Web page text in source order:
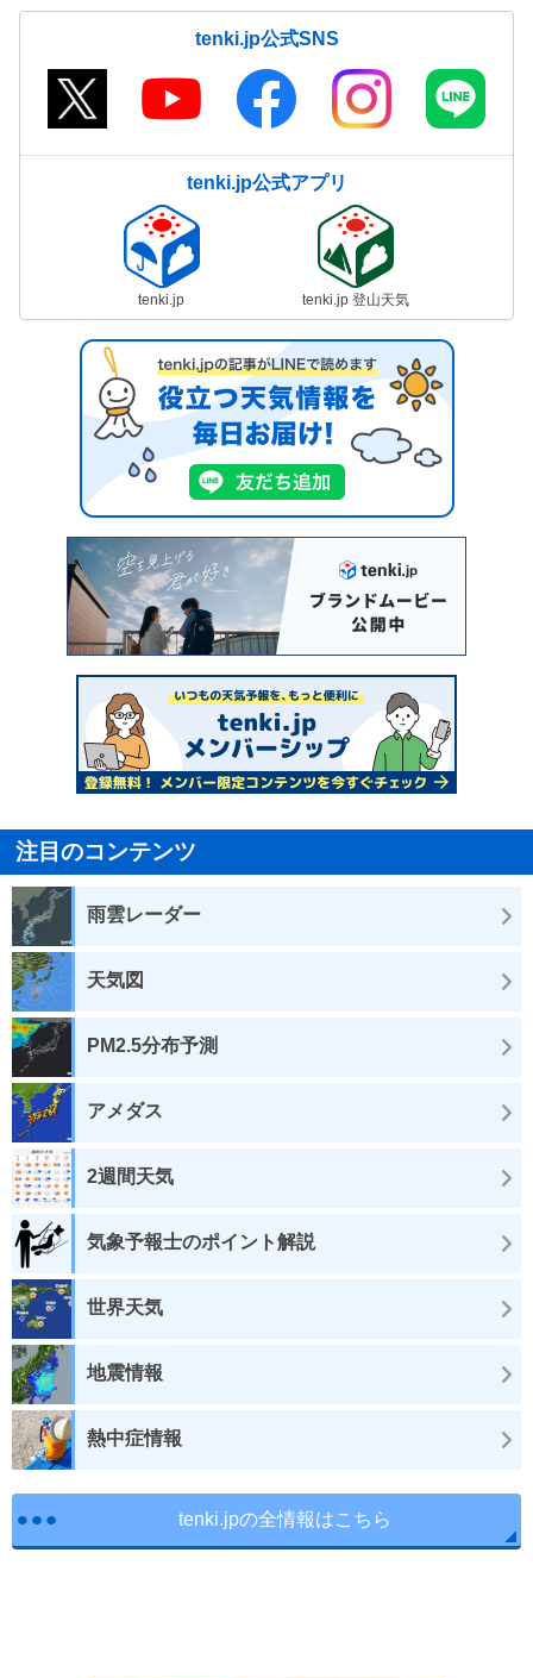
tenki.jp公式SNS
tenki.jp公式アプリ
tenki.jp tenki.jp 登山天気
注目のコンテンツ
雨雲レーダー
天気図
PM2.5分布予測
アメダス
2週間天気
気象予報士のポイント解説
世界天気
地震情報
熱中症情報
tenki.jpの全情報はこちら